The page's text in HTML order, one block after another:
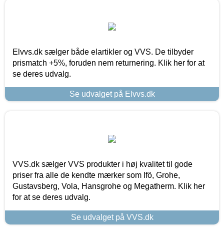
Elvvs.dk sælger både elartikler og VVS. De tilbyder
prismatch +5%, foruden nem returnering. Klik her for at
se deres udvalg.
Se udvalget på Elvvs.dk
VVS.dk sælger VVS produkter i høj kvalitet til gode
priser fra alle de kendte mærker som Ifö, Grohe,
Gustavsberg, Vola, Hansgrohe og Megatherm. Klik her
for at se deres udvalg.
Se udvalget på VVS.dk